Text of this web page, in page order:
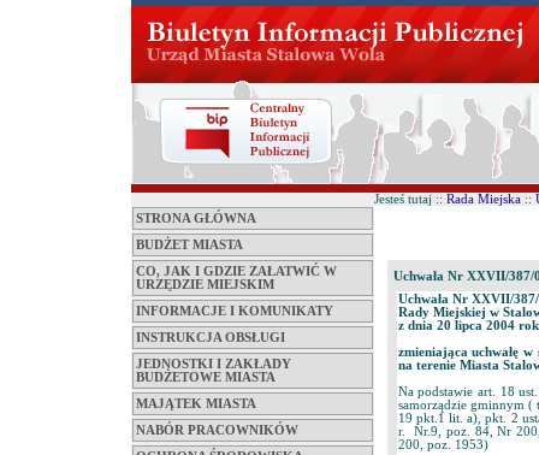
STRONA GŁÓWNA
BUDŻET MIASTA
CO, JAK I GDZIE ZAŁATWIĆ W
URZĘDZIE MIEJSKIM
INFORMACJE I KOMUNIKATY
INSTRUKCJA OBSŁUGI
JEDNOSTKI I ZAKŁADY
BUDŻETOWE MIASTA
MAJĄTEK MIASTA
NABÓR PRACOWNIKÓW
Jesteś tutaj :: Rada Miejska ::
Uchwała Nr XXVII/387/
Uchwała Nr XXVII/
Rady Miejskiej w
z dnia 20 lipca 2004
zmieniająca uchwałę
na terenie Miasta
Na podstawie art. 18
samorządzie gminnym
19 pkt.1 lit. a), pkt. 2
r. Nr.9, poz. 84, Nr
200, poz. 1953)